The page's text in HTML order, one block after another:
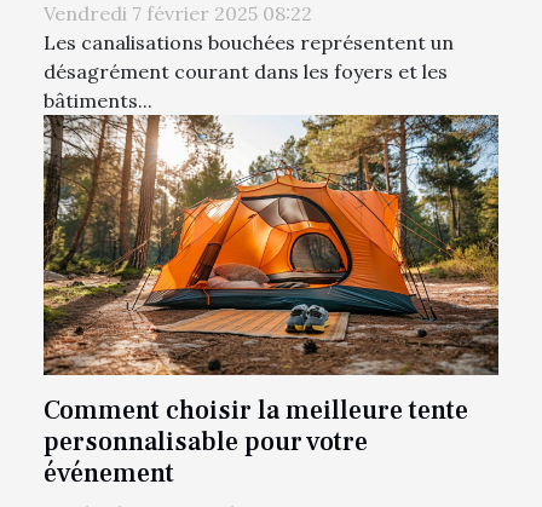
Vendredi 7 février 2025 08:22
Les canalisations bouchées représentent un
désagrément courant dans les foyers et les
bâtiments...
Comment choisir la meilleure tente
personnalisable pour votre
événement